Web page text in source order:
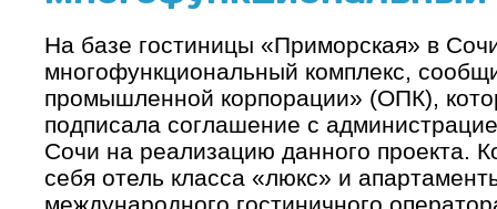
На базе гостиницы «Приморская» в
многофункциональный комплекс,
промышленной корпорации» (ОПК),
подписала соглашение с
Сочи на реализацию данного проекта.
себя отель класса «люкс» и